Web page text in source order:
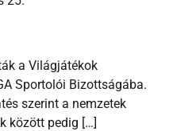
a Világjátékok
Sportolói Bizottságába.
szerint a nemzetek
között pedig […]